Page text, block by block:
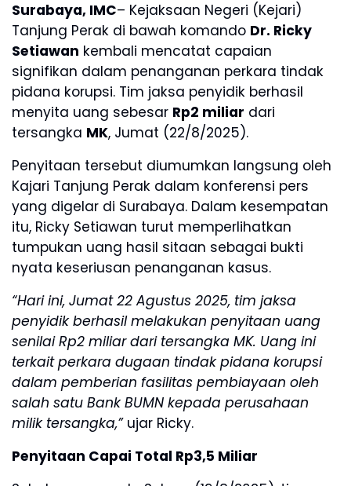
Surabaya, IMC– Kejaksaan Negeri (Kejari)
Tanjung Perak di bawah komando Dr. Ricky
Setiawan kembali mencatat capaian
signifikan dalam penanganan perkara tindak
pidana korupsi. Tim jaksa penyidik berhasil
menyita uang sebesar Rp2 miliar dari
tersangka MK, Jumat (22/8/2025).
Penyitaan tersebut diumumkan langsung oleh
Kajari Tanjung Perak dalam konferensi pers
yang digelar di Surabaya. Dalam kesempatan
itu, Ricky Setiawan turut memperlihatkan
tumpukan uang hasil sitaan sebagai bukti
nyata keseriusan penanganan kasus.
“Hari ini, Jumat 22 Agustus 2025, tim jaksa
penyidik berhasil melakukan penyitaan uang
senilai Rp2 miliar dari tersangka MK. Uang ini
terkait perkara dugaan tindak pidana korupsi
dalam pemberian fasilitas pembiayaan oleh
salah satu Bank BUMN kepada perusahaan
milik tersangka,”ujar Ricky.
Penyitaan Capai Total Rp3,5 Miliar